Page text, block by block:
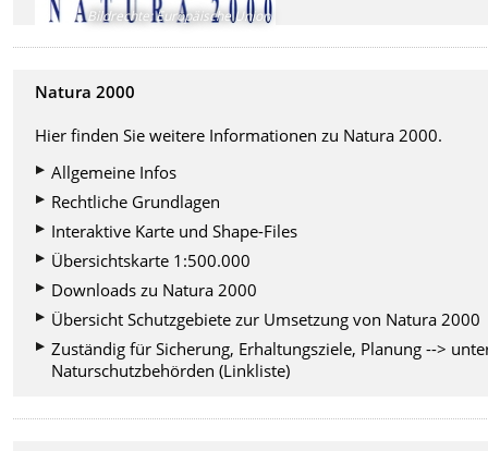
Bildrechte:Europäische Union
Natura 2000
Hier finden Sie weitere Informationen zu Natura 2000.
Allgemeine Infos
Rechtliche Grundlagen
Interaktive Karte und Shape-Files
Übersichtskarte 1:500.000
Downloads zu Natura 2000
Übersicht Schutzgebiete zur Umsetzung von Natura 2000
Zuständig für Sicherung, Erhaltungsziele, Planung -->
Naturschutzbehörden (Linkliste)